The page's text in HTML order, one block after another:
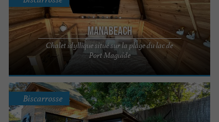
MANABEACH
Chalet idyllique situé sur la plage du lac de
Port Maguide
Biscarrosse